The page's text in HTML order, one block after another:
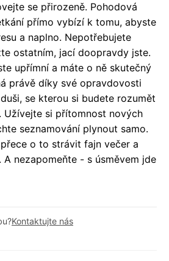
se přirozeně. Pohodová
přímo vybízí k tomu, abyste
a naplno. Nepotřebujete
ostatním, jací doopravdy jste.
upřímní a máte o ně skutečný
právě díky své opravdovosti
se kterou si budete rozumět
Užívejte si přítomnost nových
seznamování plynout samo.
o to strávit fajn večer a
nezapomeňte - s úsměvem jde
Kontaktujte nás